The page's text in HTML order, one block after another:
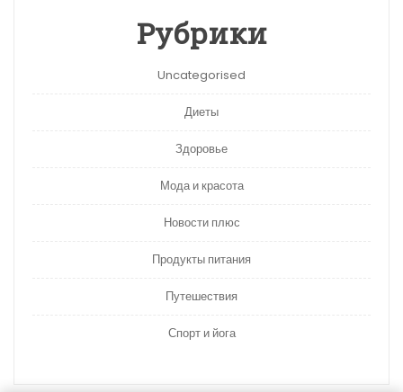
Рубрики
Uncategorised
Диеты
Здоровье
Мода и красота
Новости плюс
Продукты питания
Путешествия
Спорт и йога